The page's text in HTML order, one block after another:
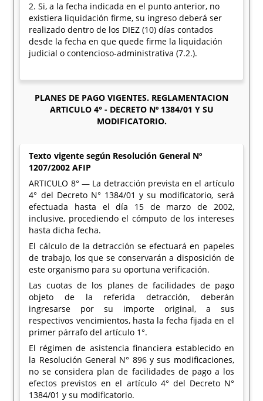
2. Si, a la fecha indicada en el punto anterior, no
existiera liquidación firme, su ingreso deberá ser
realizado dentro de los DIEZ (10) días contados
desde la fecha en que quede firme la liquidación
judicial o contencioso-administrativa (7.2.).
PLANES DE PAGO VIGENTES. REGLAMENTACION
ARTICULO 4° - DECRETO Nº 1384/01 Y SU
MODIFICATORIO.
Texto vigente según Resolución General Nº
1207/2002 AFIP
ARTICULO 8° — La detracción prevista en el artículo
4° del Decreto N° 1384/01 y su modificatorio, será
efectuada hasta el día 15 de marzo de 2002,
inclusive, procediendo el cómputo de los intereses
hasta dicha fecha.
El cálculo de la detracción se efectuará en papeles
de trabajo, los que se conservarán a disposición de
este organismo para su oportuna verificación.
Las cuotas de los planes de facilidades de pago
objeto de la referida detracción, deberán
ingresarse por su importe original, a sus
respectivos vencimientos, hasta la fecha fijada en el
primer párrafo del artículo 1°.
El régimen de asistencia financiera establecido en
la Resolución General N° 896 y sus modificaciones,
no se considera plan de facilidades de pago a los
efectos previstos en el artículo 4° del Decreto N°
1384/01 y su modificatorio.